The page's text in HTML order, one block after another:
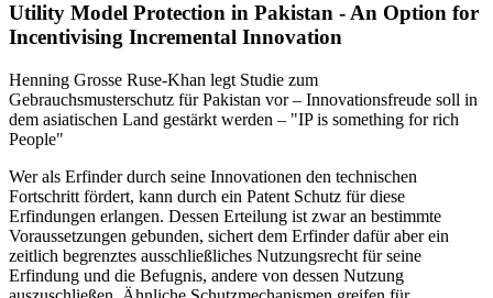
Utility Model Protection in Pakistan - An Option for
Incentivising Incremental Innovation
Henning Grosse Ruse-Khan legt Studie zum
Gebrauchsmusterschutz für Pakistan vor – Innovationsfreude soll in
dem asiatischen Land gestärkt werden – "IP is something for rich
People"
Wer als Erfinder durch seine Innovationen den technischen
Fortschritt fördert, kann durch ein Patent Schutz für diese
Erfindungen erlangen. Dessen Erteilung ist zwar an bestimmte
Voraussetzungen gebunden, sichert dem Erfinder dafür aber ein
zeitlich begrenztes ausschließliches Nutzungsrecht für seine
Erfindung und die Befugnis, andere von dessen Nutzung